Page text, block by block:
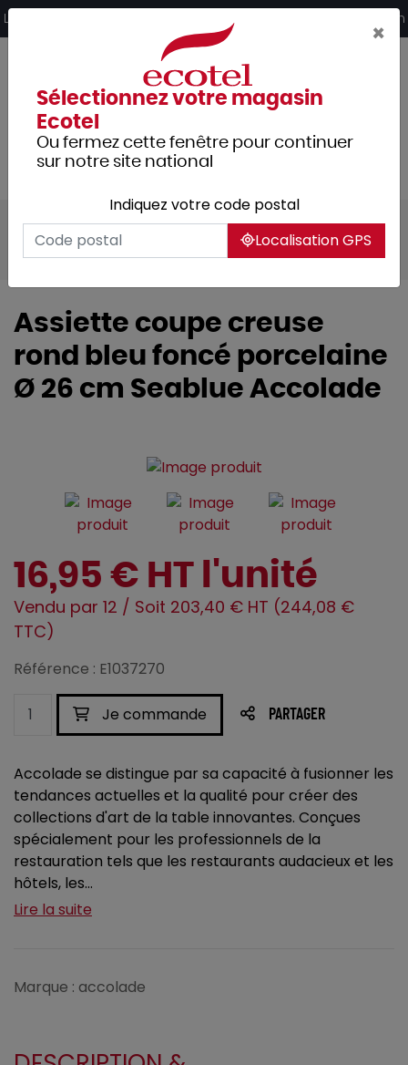
Livraison offerte dès 249€ HT d’achat et retrait 2h en magasin
Tous les produits
Arts de la table
Vaisselle
Assiettes & services
Assiette coupe creuse
rond bleu foncé porcelaine
Ø 26 cm Seablue Accolade
16,95 € HT l'unité
Vendu par 12 / Soit 203,40 € HT (244,08 €
TTC)
Référence : E1037270
Je commande PARTAGER
Accolade se distingue par sa capacité à fusionner les
tendances actuelles et la qualité pour créer des
collections d'art de la table innovantes. Conçues
spécialement pour les professionnels de la
restauration tels que les restaurants audacieux et les
hôtels, les...
Lire la suite
Marque : accolade
×
Sélectionnez votre magasin
Ecotel
Ou fermez cette fenêtre pour continuer
sur notre site national
Indiquez votre code postal
Localisation GPS
Panneau de gestion des cookies